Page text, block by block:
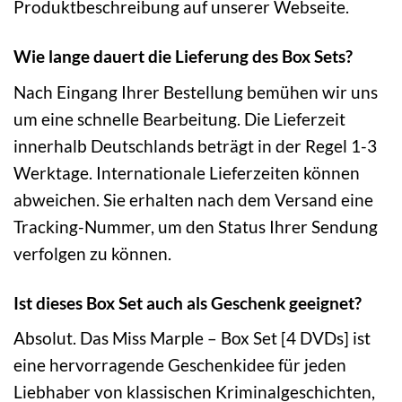
Produktbeschreibung auf unserer Webseite.
Wie lange dauert die Lieferung des Box Sets?
Nach Eingang Ihrer Bestellung bemühen wir uns
um eine schnelle Bearbeitung. Die Lieferzeit
innerhalb Deutschlands beträgt in der Regel 1-3
Werktage. Internationale Lieferzeiten können
abweichen. Sie erhalten nach dem Versand eine
Tracking-Nummer, um den Status Ihrer Sendung
verfolgen zu können.
Ist dieses Box Set auch als Geschenk geeignet?
Absolut. Das Miss Marple – Box Set [4 DVDs] ist
eine hervorragende Geschenkidee für jeden
Liebhaber von klassischen Kriminalgeschichten,